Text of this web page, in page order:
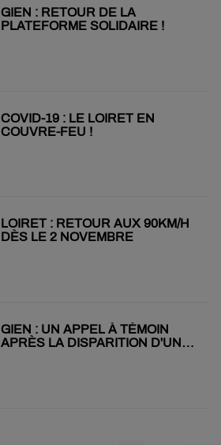
GIEN : RETOUR DE LA
PLATEFORME SOLIDAIRE !
COVID-19 : LE LOIRET EN
COUVRE-FEU !
LOIRET : RETOUR AUX 90KM/H
DÈS LE 2 NOVEMBRE
GIEN : UN APPEL À TÉMOIN
APRÈS LA DISPARITION D'UN